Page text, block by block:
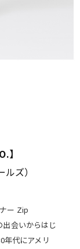
】
ズ）
ー Zip
会いからはじ
年代にアメリ